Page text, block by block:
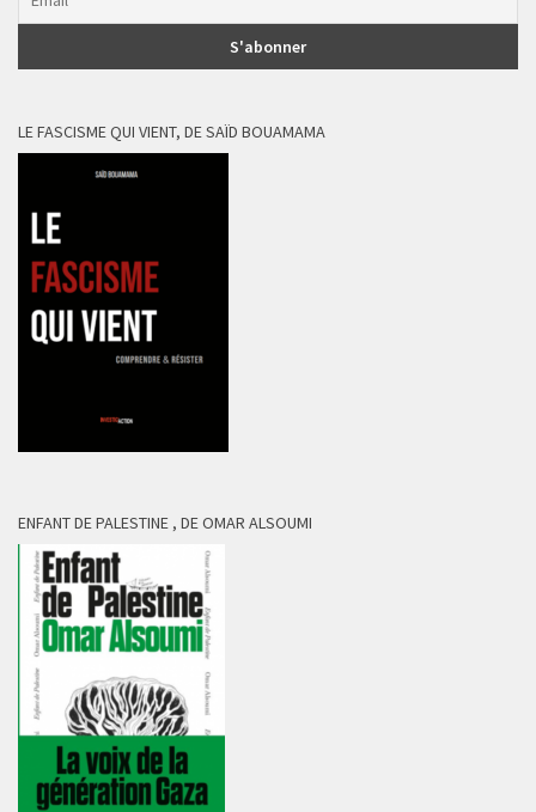
LE FASCISME QUI VIENT, DE SAÏD BOUAMAMA
ENFANT DE PALESTINE , DE OMAR ALSOUMI